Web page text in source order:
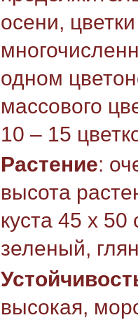
осени,
одном
массового
10 – 15
Растение:
высота
куста 45 х
зеленый,
высокая,